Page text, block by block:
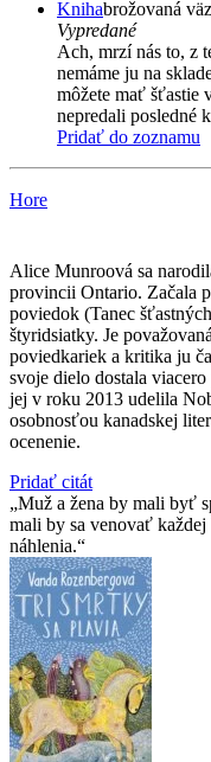
Knihabrožovaná
Vypredané
Ach, mrzí nás to, z
nemáme ju na
môžete mať šťastie
nepredali posledné
Pridať do zoznamu
Hore
Alice Munroová sa
provincii Ontario. Začala
poviedok (Tanec
štyridsiatky. Je
poviedkariek a kritika ju
svoje dielo dostala
jej v roku 2013 udelila
osobnosťou kanadskej
ocenenie.
Pridať citát
Muž a žena by mali byť
mali by sa venovať
náhlenia.